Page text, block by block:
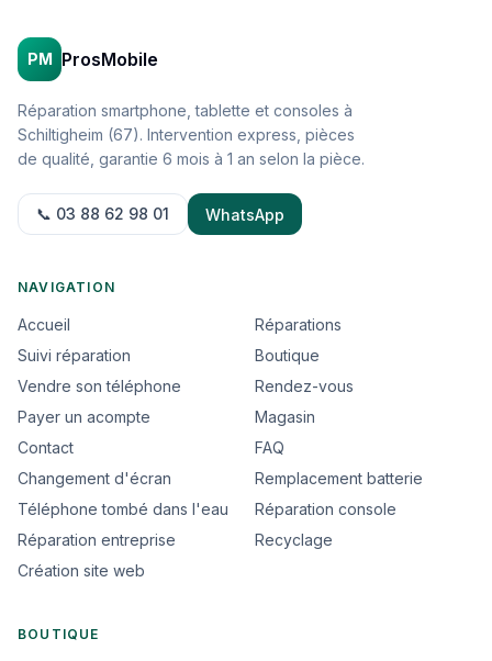
PM ProsMobile
Réparation smartphone, tablette et consoles à
Schiltigheim (67). Intervention express, pièces
de qualité, garantie 6 mois à 1 an selon la pièce.
📞 03 88 62 98 01 WhatsApp
NAVIGATION
Accueil
Réparations
Suivi réparation
Boutique
Vendre son téléphone
Rendez-vous
Payer un acompte
Magasin
Contact
FAQ
Changement d'écran
Remplacement batterie
Téléphone tombé dans l'eau
Réparation console
Réparation entreprise
Recyclage
Création site web
BOUTIQUE